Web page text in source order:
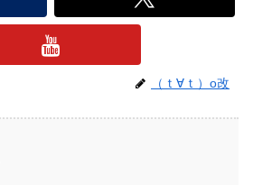
（ｔ∀ｔ）o改